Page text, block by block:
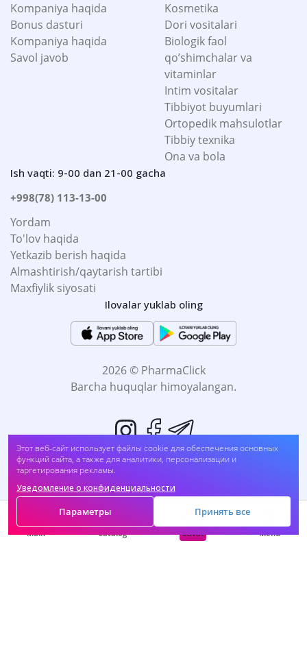
Этот веб-сайт использует файлы cookie для обеспечения основных
функций сайта, а также для аналитики, персонализации и
таргетирования рекламы.
Уведомление о конфиденциальности
Параметры Принять все
Kompaniya haqida
Bonus dasturi
Kompaniya haqida
Savol javob
Kosmetika
Dori vositalari
Biologik faol
qo’shimchalar va
vitaminlar
Intim vositalar
Tibbiyot buyumlari
Ortopedik mahsulotlar
Tibbiy texnika
Ona va bola
Ish vaqti: 9-00 dan 21-00 gacha
+998(78) 113-13-00
Yordam
To'lov haqida
Yetkazib berish haqida
Almashtirish/qaytarish tartibi
Maxfiylik siyosati
Ilovalar yuklab oling
2026 © PharmaClick
Barcha huquqlar himoyalangan.
Main Catalog Savat Menu